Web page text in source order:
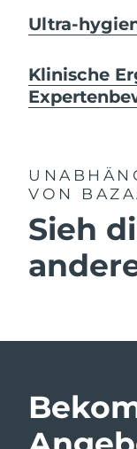
Ultra-
Klinische
VON
Sieh